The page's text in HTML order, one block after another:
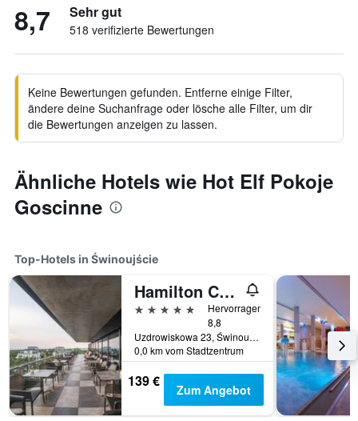
8,7 Sehr gut
518 verifizierte Bewertungen
Keine Bewertungen gefunden. Entferne einige Filter,
ändere deine Suchanfrage oder lösche alle Filter, um dir
die Bewertungen anzeigen zu lassen.
Ähnliche Hotels wie Hot Elf Pokoje
Goscinne
Top-Hotels in Świnoujście
Hamilton Conference Hotel Spa & Wellness
5 Sterne
Hervorragend
8,8
Uzdrowiskowa 23, Świnoujście, Westpommern, Polen
0,0 km vom Stadtzentrum
139 € Zum Angebot